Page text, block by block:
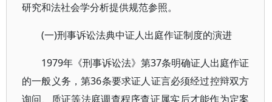
研究和法社会学分析提供规范参照。
(一)刑事诉讼法典中证人出庭作证制度的演进
1979年《刑事诉讼法》第37条明确证人出庭作证
的一般义务，第36条要求证人证言必须经过控辩双方
询问、质证等法庭调查程序查证属实后才能作为定案